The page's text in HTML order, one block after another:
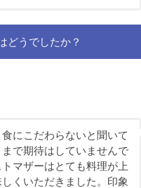
どうでしたか？
にこだわらないと聞いて
で期待はしていませんで
マザーはとても料理が上
くいただきました。印象